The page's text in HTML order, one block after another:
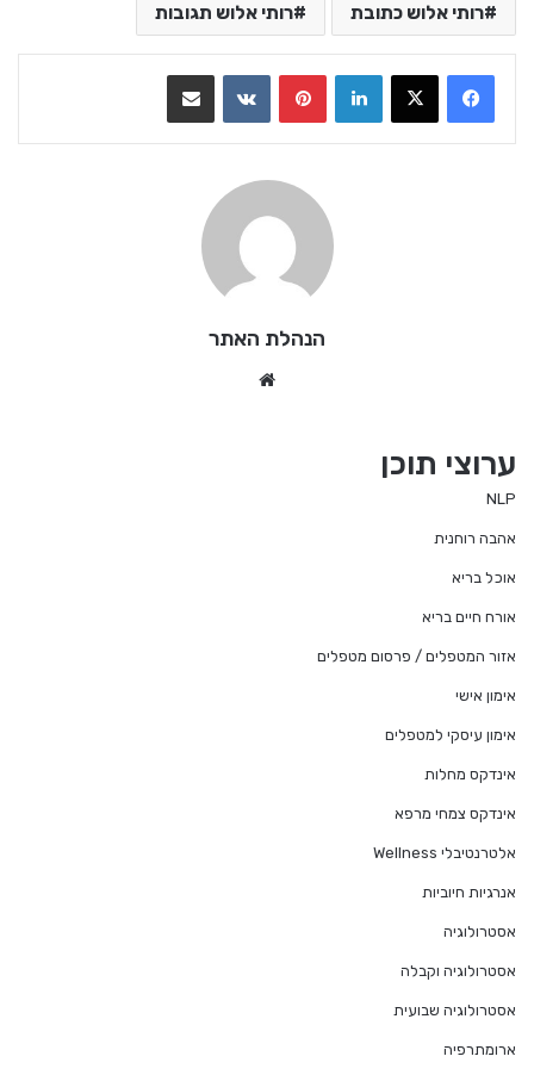
רותי אלוש כתובת רותי אלוש תגובות
LinkedIn
VKontakte
הנהלת האתר
ערוצי תוכן
NLP
אהבה רוחנית
אוכל בריא
אורח חיים בריא
אזור המטפלים / פרסום מטפלים
אימון אישי
אימון עיסקי למטפלים
אינדקס מחלות
אינדקס צמחי מרפא
אלטרנטיבלי Wellness
אנרגיות חיוביות
אסטרולוגיה
אסטרולוגיה וקבלה
אסטרולוגיה שבועית
ארומתרפיה